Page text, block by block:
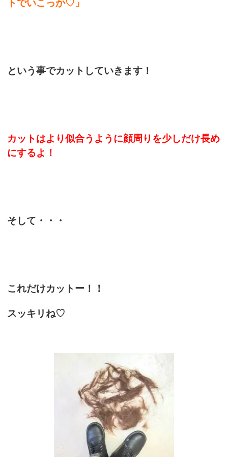
トでいこっか♡」
という事でカットしていきます！
カットはより似合うように顔周りを少しだけ長め
にするよ！
そして・・・
これだけカットー！！
スッキリね♡